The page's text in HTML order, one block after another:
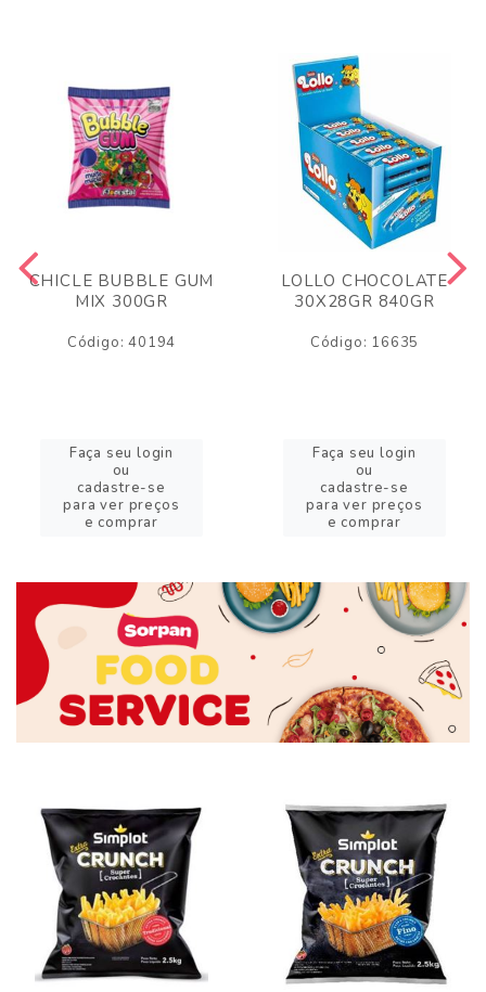
CHICLE BUBBLE GUM
MIX 300GR
Código: 40194
Faça seu login
ou
cadastre-se
para ver preços
e comprar
LOLLO CHOCOLATE
30X28GR 840GR
Código: 16635
Faça seu login
ou
cadastre-se
para ver preços
e comprar